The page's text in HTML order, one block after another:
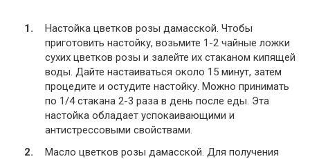
Настойка цветков розы дамасской. Чтобы
приготовить настойку, возьмите 1-2 чайные ложки
сухих цветков розы и залейте их стаканом кипящей
воды. Дайте настаиваться около 15 минут, затем
процедите и остудите настойку. Можно принимать
по 1/4 стакана 2-3 раза в день после еды. Эта
настойка обладает успокаивающими и
антистрессовыми свойствами.
Масло цветков розы дамасской. Для получения